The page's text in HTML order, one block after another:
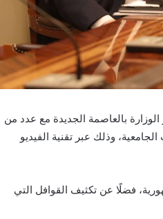
الوزارة بالعاصمة الجديدة مع عدد من
وذلك عبر تقنية الفيديو
فضلًا عن تكثيف القوافل التي